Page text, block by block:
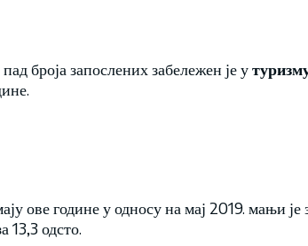
броја запослених забележен је у
ове године у односу на мај 2019. мањи је
13,3 одсто.